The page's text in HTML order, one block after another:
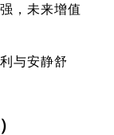
，未来增值
与安静舒